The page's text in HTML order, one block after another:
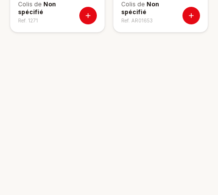
Colis de Non
spécifié
Ref. 1271
Colis de Non
spécifié
Ref. AR01653